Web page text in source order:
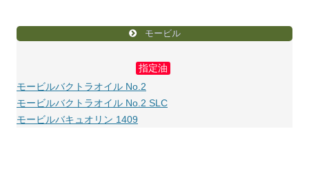
モービル
指定油
モービルバクトラオイル No.2
モービルバクトラオイル No.2 SLC
モービルバキュオリン 1409